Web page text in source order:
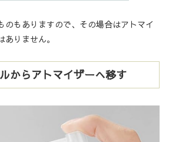
のもありますので、その場合はアトマイ
りません。
からアトマイザーへ移す